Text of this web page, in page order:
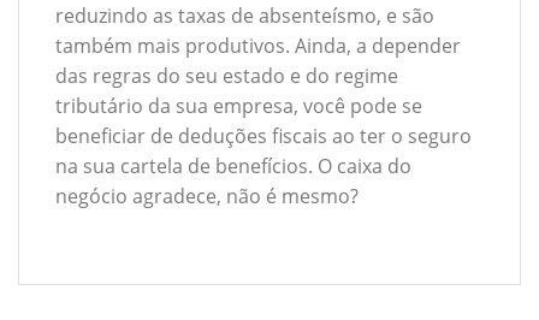
reduzindo as taxas de absenteísmo, e são
também mais produtivos. Ainda, a depender
das regras do seu estado e do regime
tributário da sua empresa, você pode se
beneficiar de deduções fiscais ao ter o seguro
na sua cartela de benefícios. O caixa do
negócio agradece, não é mesmo?